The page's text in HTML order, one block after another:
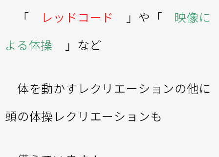
「 レッドコード 」や「 映像に
よる体操 」など
体を動かすレクリエーションの他に
頭の体操レクリエーションも